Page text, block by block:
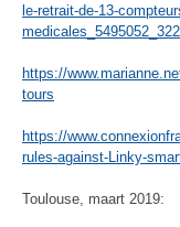
le-retrait-de-13-
https://
tours
https://
rules-against-Linky-
Toulouse, maart 2019: